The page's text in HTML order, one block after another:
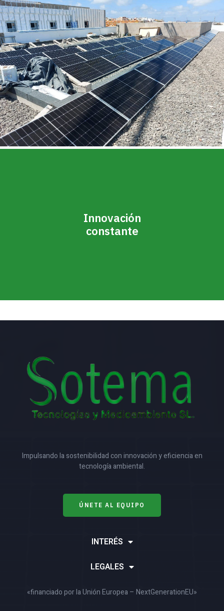
Innovación
constante
Impulsando la sostenibilidad con innovación y eficiencia en
tecnología ambiental.
ÚNETE AL EQUIPO
INTERÉS
LEGALES
«financiado por la Unión Europea – NextGenerationEU»